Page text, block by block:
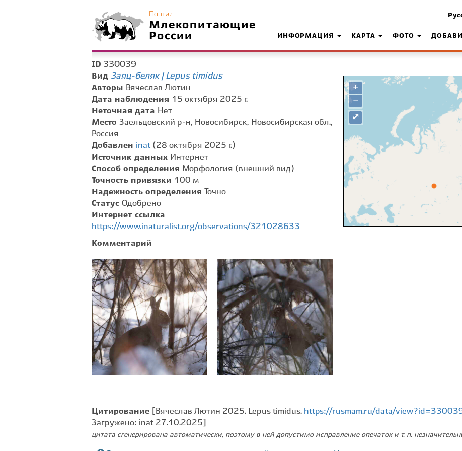
Портал
Млекопитающие
России
ИНФОРМАЦИЯ КАРТА ФОТО
ID 330039
Вид Заяц-беляк | Lepus timidus
Авторы Вячеслав Лютин
Дата наблюдения 15 октября 2025 г.
Неточная дата Нет
Место Заельцовский р-н, Новосибирск, Новосибирская обл.,
Россия
Добавлен inat (28 октября 2025 г.)
Источник данных Интернет
Способ определения Морфология (внешний вид)
Точность привязки 100 м
Надежность определения
Точно
Статус Одобрено
Интернет ссылка
https://www.inaturalist.org/observations/321028633
Комментарий
+
−
⤢
Цитирование [Вячеслав Лютин 2025. Lepus timidus. https://rusmam.ru/data/
Загружено: inat 27.10.2025]
цитата сгенерирована автоматически, поэтому в ней допустимо исправление опечаток и т. п.